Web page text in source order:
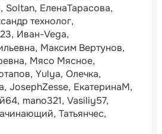
Soltan ЕленаТарасова
технолог
Иван-Vega
Максим Вертунов
Мясо Мясное
Yulya Олечка
JosephZesse ЕкатеринаМ
mano321 Vasiliy57
Татьянчес